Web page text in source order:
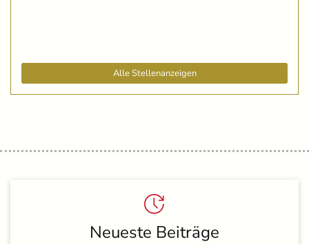
Alle Stellenanzeigen
Neueste Beiträge